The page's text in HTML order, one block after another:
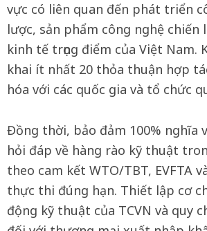
vực có liên quan đến phát triển
lược, sản phẩm công nghệ chiến
kinh tế trọng điểm của Việt Nam.
khai ít nhất 20 thỏa thuận hợp
hóa với các quốc gia và tổ chức
Đồng thời, bảo đảm 100% nghĩa
hỏi đáp về hàng rào kỹ thuật
theo cam kết WTO/TBT, EVFTA
thực thi đúng hạn. Thiết lập cơ
động kỹ thuật của TCVN và quy